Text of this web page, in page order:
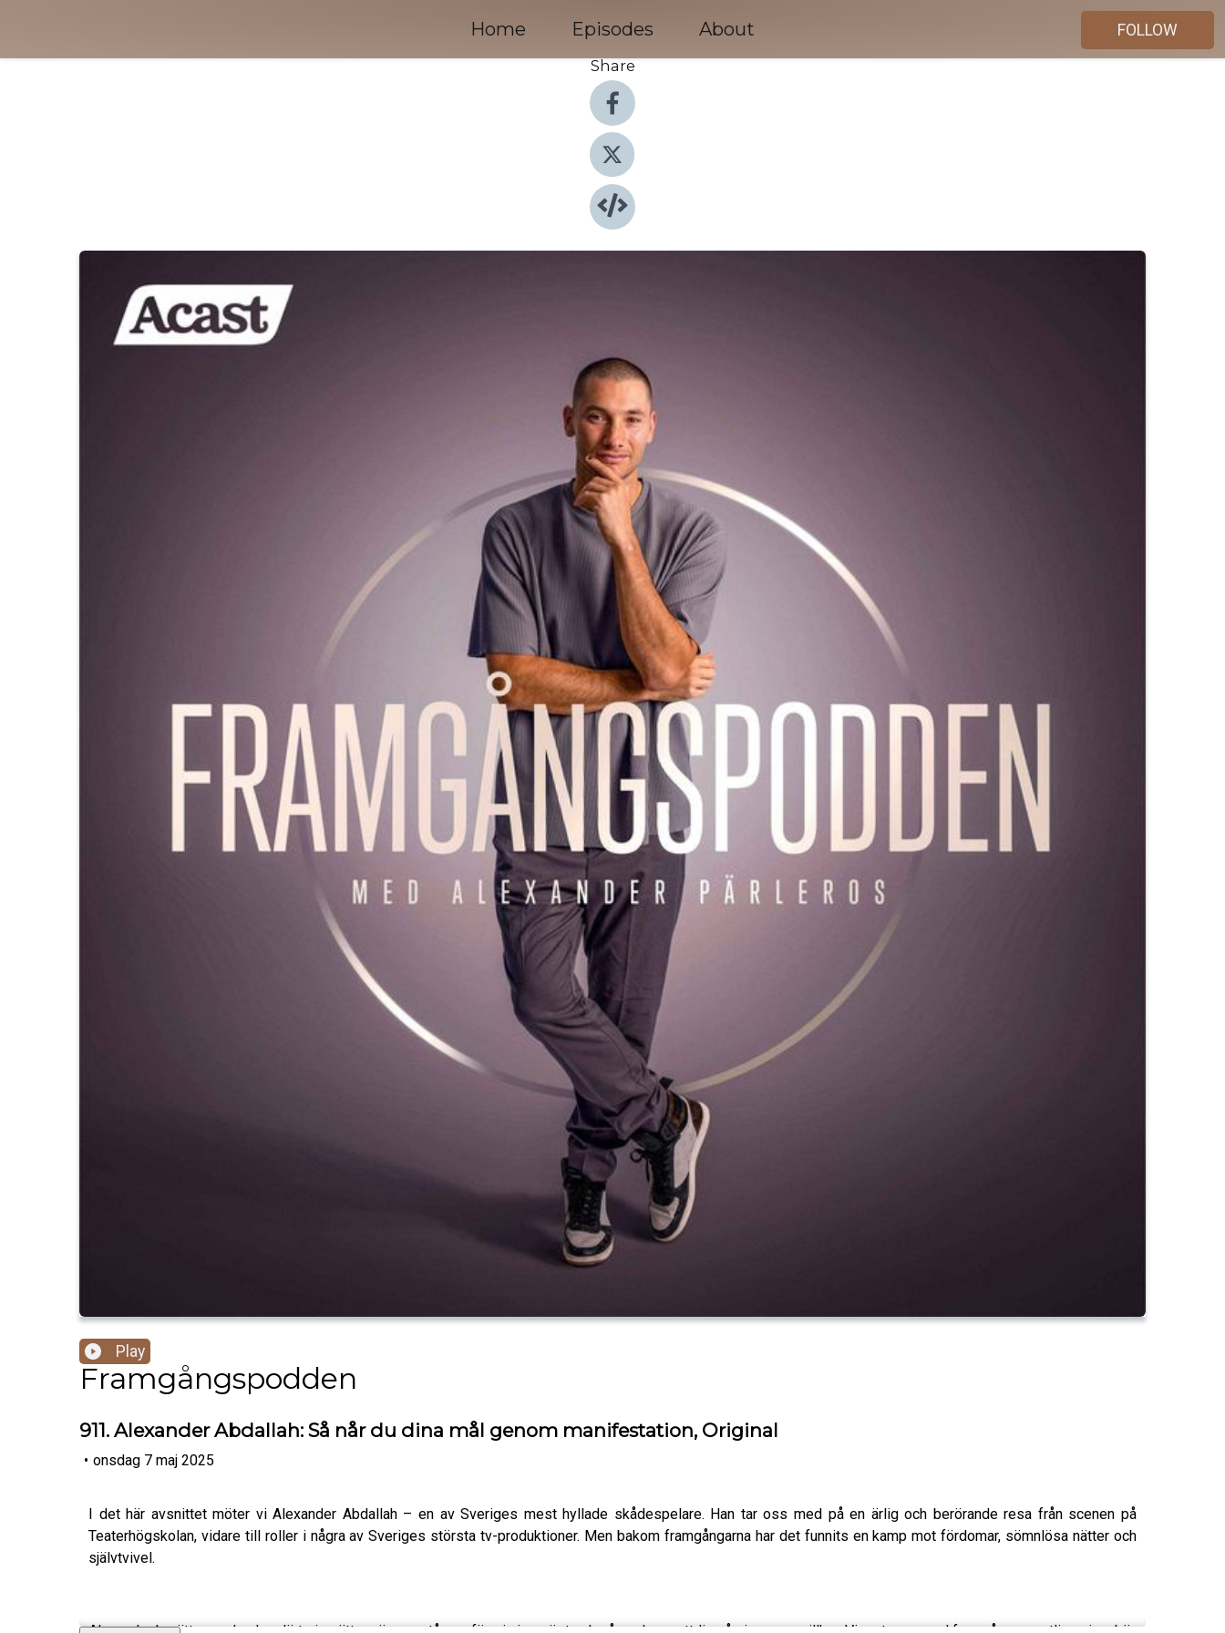
Home Episodes About
FOLLOW
Share
Play
Framgångspodden
911. Alexander Abdallah: Så når du dina mål genom manifestation, Original
• onsdag 7 maj 2025
I det här avsnittet möter vi Alexander Abdallah – en av Sveriges mest hyllade skådespelare. Han tar oss med på en ärlig och berörande resa från scenen på
Teaterhögskolan, vidare till roller i några av Sveriges största tv-produktioner. Men bakom framgångarna har det funnits en kamp mot fördomar, sömnlösa nätter och
självtvivel.